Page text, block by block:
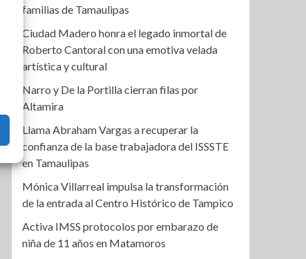
familias de Tamaulipas
Ciudad Madero honra el legado inmortal de
Roberto Cantoral con una emotiva velada
artística y cultural
Narro y De la Portilla cierran filas por
Altamira
Llama Abraham Vargas a recuperar la
confianza de la base trabajadora del ISSSTE
en Tamaulipas
Mónica Villarreal impulsa la transformación
de la entrada al Centro Histórico de Tampico
Activa IMSS protocolos por embarazo de
niña de 11 años en Matamoros